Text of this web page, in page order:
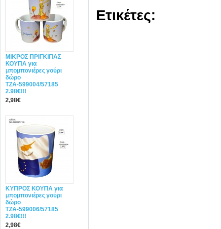
ΜΙΚΡΟΣ ΠΡΙΓΚΙΠΑΣ
ΚΟΥΠΑ για
μπομπονιέρες γούρι
δώρο
ΤΖΑ-599004/57185
2.98€!!!
2,98€
ΚΥΠΡΟΣ ΚΟΥΠΑ για
μπομπονιέρες γούρι
δώρο
ΤΖΑ-599006/57185
2.98€!!!
2,98€
Ετικέτες: